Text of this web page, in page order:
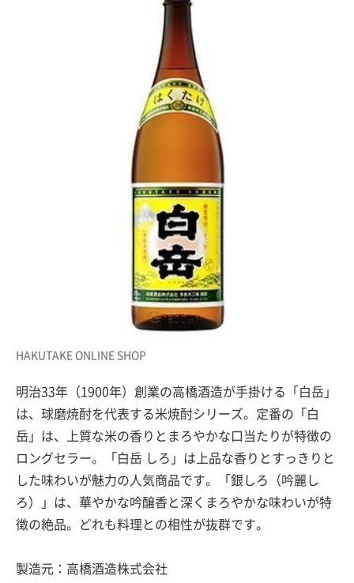
HAKUTAKE ONLINE SHOP
明治33年（1900年）創業の高橋酒造が手掛ける「白岳」
は、球磨焼酎を代表する米焼酎シリーズ。定番の「白
岳」は、上質な米の香りとまろやかな口当たりが特徴の
ロングセラー。「白岳 しろ」は上品な香りとすっきりと
した味わいが魅力の人気商品です。「銀しろ（吟麗し
ろ）」は、華やかな吟醸香と深くまろやかな味わいが特
徴の絶品。どれも料理との相性が抜群です。
製造元：高橋酒造株式会社